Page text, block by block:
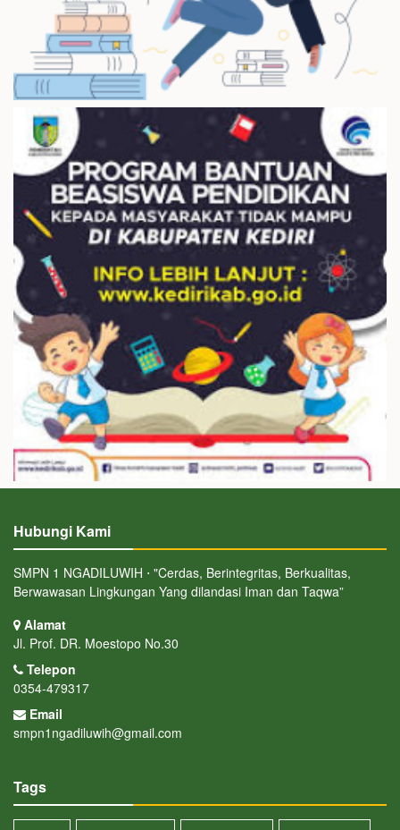
Hubungi Kami
SMPN 1 NGADILUWIH ⋅ "Cerdas, Berintegritas, Berkualitas,
Berwawasan Lingkungan Yang dilandasi Iman dan Taqwa”
Alamat
Jl. Prof. DR. Moestopo No.30
Telepon
0354-479317
Email
smpn1ngadiluwih@gmail.com
Tags